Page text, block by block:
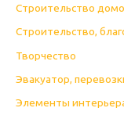
Строительство
Строительство,
Творчество
Эвакуатор,
Элементы